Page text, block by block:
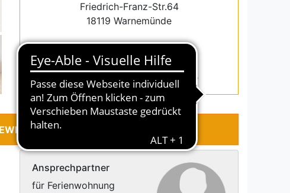
Friedrich-Franz-Str.64
18119 Warnemünde
Fax.:0381 5486387
warnemuende@interdomizil.de
Ansprechpartner
für Ferienwohnung